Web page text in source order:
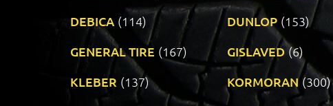
DEBICA (114) DUNLOP (153)
GENERAL TIRE (167) GISLAVED (6)
KLEBER (137) KORMORAN (300)